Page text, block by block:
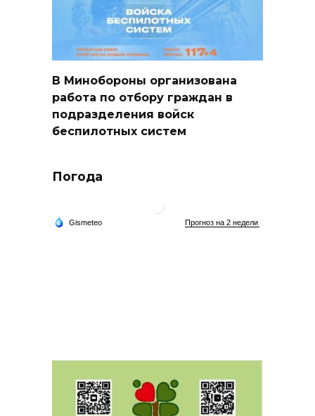
В Минобороны организована
работа по отбору граждан в
подразделения войск
беспилотных систем
Погода